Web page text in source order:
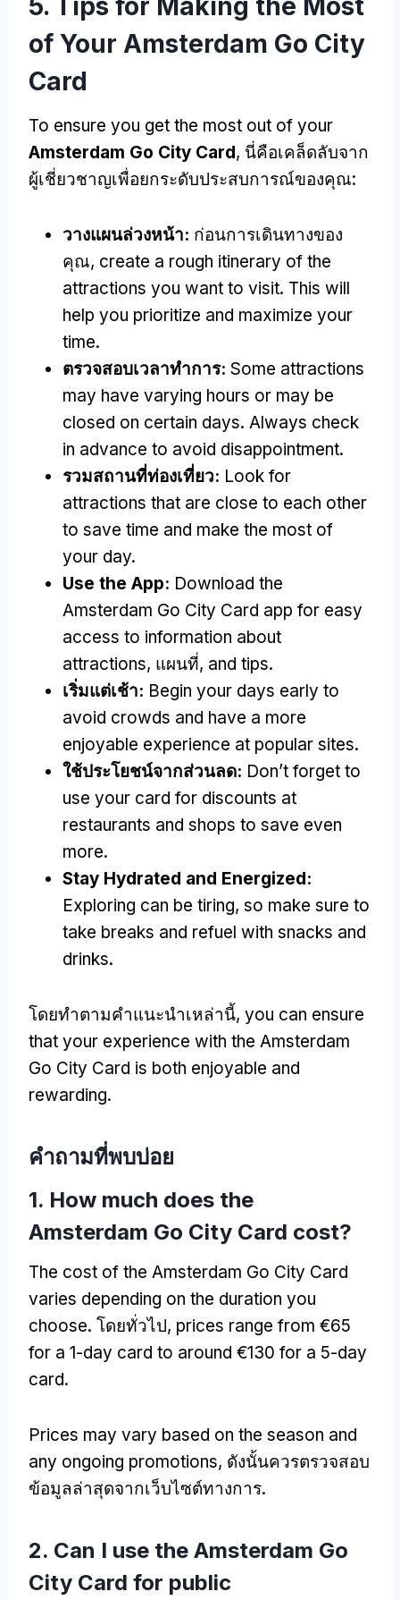
of Your Amsterdam Go City
Card
To ensure you get the most out of your
Amsterdam Go City Card, นี่คือเคล็ดลับจาก
ผู้เชี่ยวชาญเพื่อยกระดับประสบการณ์ของคุณ:
วางแผนล่วงหน้า: ก่อนการเดินทางของ
คุณ, create a rough itinerary of the
attractions you want to visit. This will
help you prioritize and maximize your
time.
ตรวจสอบเวลาทําการ: Some attractions
may have varying hours or may be
closed on certain days. Always check
in advance to avoid disappointment.
รวมสถานที่ท่องเที่ยว: Look for
attractions that are close to each other
to save time and make the most of
your day.
Use the App: Download the
Amsterdam Go City Card app for easy
access to information about
attractions, แผนที่, and tips.
เริ่มแต่เช้า: Begin your days early to
avoid crowds and have a more
enjoyable experience at popular sites.
ใช้ประโยชน์จากส่วนลด: Don’t forget to
use your card for discounts at
restaurants and shops to save even
more.
Stay Hydrated and Energized:
Exploring can be tiring, so make sure to
take breaks and refuel with snacks and
drinks.
โดยทําตามคําแนะนําเหล่านี้, you can ensure
that your experience with the Amsterdam
Go City Card is both enjoyable and
rewarding.
คําถามที่พบบ่อย
1. How much does the
Amsterdam Go City Card cost?
The cost of the Amsterdam Go City Card
varies depending on the duration you
choose. โดยทั่วไป, prices range from €65
for a 1-day card to around €130 for a 5-day
card.
Prices may vary based on the season and
any ongoing promotions, ดังนั้นควรตรวจสอบ
ข้อมูลล่าสุดจากเว็บไซต์ทางการ.
2. Can I use the Amsterdam Go
City Card for public